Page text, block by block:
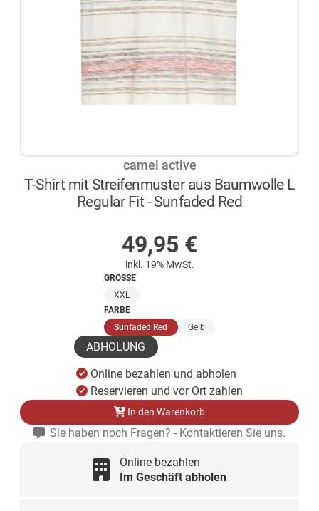
camel active
T-Shirt mit Streifenmuster aus Baumwolle L
Regular Fit - Sunfaded Red
49,95 €
inkl. 19% MwSt.
GRÖSSE
XXL
FARBE
Sunfaded Red (ausgewählt)
Gelb
ABHOLUNG
Online bezahlen und abholen
Reservieren und vor Ort zahlen
In den Warenkorb
Sie haben noch Fragen? - Kontaktieren Sie uns.
Online bezahlen
Im Geschäft abholen